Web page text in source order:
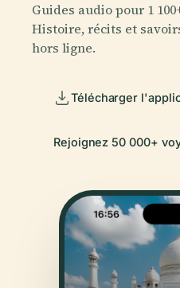
Guides audio pour 1
Histoire, récits et
hors ligne.
Télécharger
Rejoignez 50 000+